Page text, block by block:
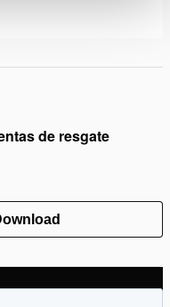
de resgate